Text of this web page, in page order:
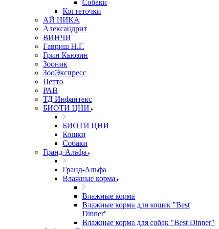
Собаки
Когтеточки
АЙ НИКА
Александрит
ВИНЧИ
Гавриш Н.Г.
Грин Кьюзин
Зооник
ЗооЭкспресс
Петто
РАВ
ТД Инфантекс
БИОТИ ЦНИ
БИОТИ ЦНИ
Кошки
Собаки
Гранд-Альфа
Гранд-Альфа
Влажные корма
Влажные корма
Влажные корма для кошек "Best
Dinner"
Влажные корма для собак "Best Dinner"